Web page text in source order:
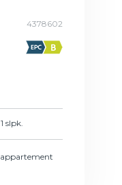
4378602
1 slpk.
appartement